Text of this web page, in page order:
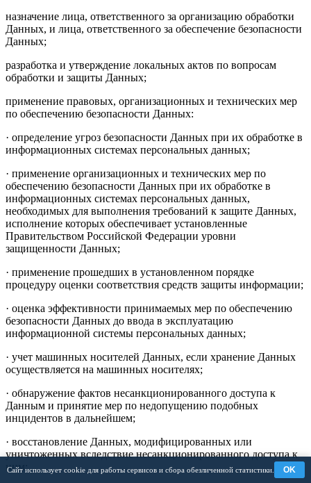
Сайт использует cookie для работы сервисов и сбора обезличенной статистики. OK
назначение лица, ответственного за организацию обработки
Данных, и лица, ответственного за обеспечение безопасности
Данных;
разработка и утверждение локальных актов по вопросам
обработки и защиты Данных;
применение правовых, организационных и технических мер
по обеспечению безопасности Данных:
· определение угроз безопасности Данных при их обработке в
информационных системах персональных данных;
· применение организационных и технических мер по
обеспечению безопасности Данных при их обработке в
информационных системах персональных данных,
необходимых для выполнения требований к защите Данных,
исполнение которых обеспечивает установленные
Правительством Российской Федерации уровни
защищенности Данных;
· применение прошедших в установленном порядке
процедуру оценки соответствия средств защиты информации;
· оценка эффективности принимаемых мер по обеспечению
безопасности Данных до ввода в эксплуатацию
информационной системы персональных данных;
· учет машинных носителей Данных, если хранение Данных
осуществляется на машинных носителях;
· обнаружение фактов несанкционированного доступа к
Данным и принятие мер по недопущению подобных
инцидентов в дальнейшем;
· восстановление Данных, модифицированных или
уничтоженных вследствие несанкционированного доступа к
ним;